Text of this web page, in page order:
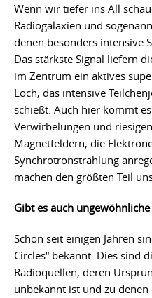
Wenn wir tiefer ins All
Radiogalaxien und
denen besonders intensive
Das stärkste Signal liefern
im Zentrum ein aktives
Loch, das intensive
schießt. Auch hier kommt
Verwirbelungen und
Magnetfeldern, die
Synchrotronstrahlung
machen den größten Teil
Gibt es auch
Schon seit einigen Jahren
Circles“ bekannt. Dies sind
Radioquellen, deren
unbekannt ist und zu